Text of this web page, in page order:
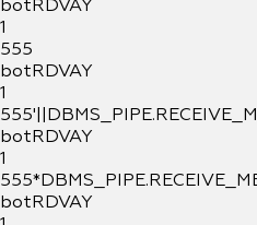
botRDVAY
1
555
botRDVAY
1
botRDVAY
1
botRDVAY